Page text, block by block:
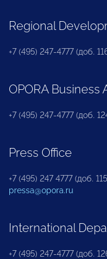
Regional
+7 (495) 247-4777 (доб.
OPORA Business
+7 (495) 247-4777 (доб.
Press Office
+7 (495) 247 4777 (доб.
pressa@opora.ru
International
+7 (495) 247-4777 (доб.